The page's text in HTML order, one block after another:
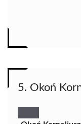
5. Okoń